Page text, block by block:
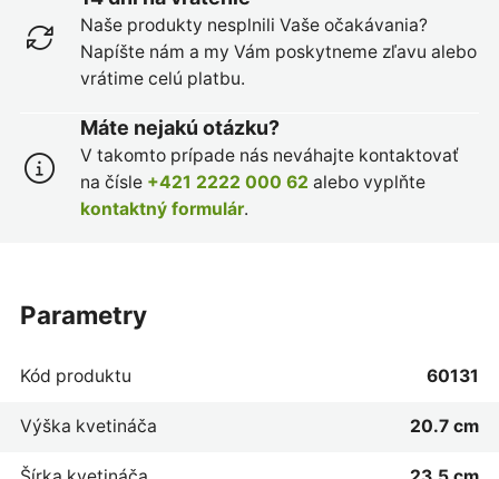
Naše produkty nesplnili Vaše očakávania?
Napíšte nám a my Vám poskytneme zľavu alebo
vrátime celú platbu.
Máte nejakú otázku?
V takomto prípade nás neváhajte kontaktovať
na čísle +421 2222 000 62 alebo vyplňte
kontaktný formulár.
parametry
Kód produktu 60131
Výška kvetináča 20.7 cm